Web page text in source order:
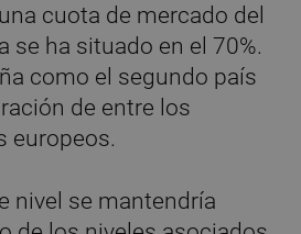
cuota de mercado del
se ha situado en el 70%.
como el segundo país
de entre los
europeos.
nivel se mantendría